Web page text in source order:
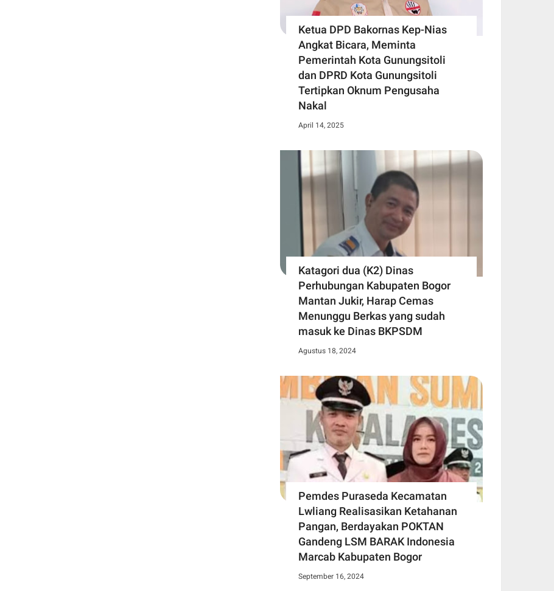
Ketua DPD Bakornas Kep-Nias
Angkat Bicara, Meminta
Pemerintah Kota Gunungsitoli
dan DPRD Kota Gunungsitoli
Tertipkan Oknum Pengusaha
Nakal
April 14, 2025
Katagori dua (K2) Dinas
Perhubungan Kabupaten Bogor
Mantan Jukir, Harap Cemas
Menunggu Berkas yang sudah
masuk ke Dinas BKPSDM
Agustus 18, 2024
Pemdes Puraseda Kecamatan
Lwliang Realisasikan Ketahanan
Pangan, Berdayakan POKTAN
Gandeng LSM BARAK Indonesia
Marcab Kabupaten Bogor
September 16, 2024